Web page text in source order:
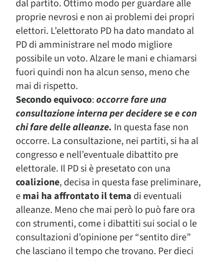
dal partito. Ottimo modo per guardare alle
proprie nevrosi e non ai problemi dei propri
elettori. L’elettorato PD ha dato mandato al
PD di amministrare nel modo migliore
possibile un voto. Alzare le mani e chiamarsi
fuori quindi non ha alcun senso, meno che
mai di rispetto.
Secondo equivoco:occorre fare una
consultazione interna per decidere se e con
chi fare delle alleanze. In questa fase non
occorre. La consultazione, nei partiti, si ha al
congresso e nell’eventuale dibattito pre
elettorale. Il PD si è presetato con una
coalizione, decisa in questa fase preliminare,
emai ha affrontato il tema di eventuali
alleanze. Meno che mai però lo può fare ora
con strumenti, come i dibattiti sui social o le
consultazioni d’opinione per “sentito dire”
che lasciano il tempo che trovano. Per dieci